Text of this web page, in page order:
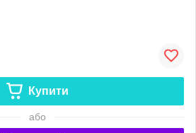
Купити
або